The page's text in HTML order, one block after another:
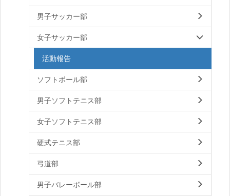
男子サッカー部
女子サッカー部
活動報告
ソフトボール部
男子ソフトテニス部
女子ソフトテニス部
硬式テニス部
弓道部
男子バレーボール部